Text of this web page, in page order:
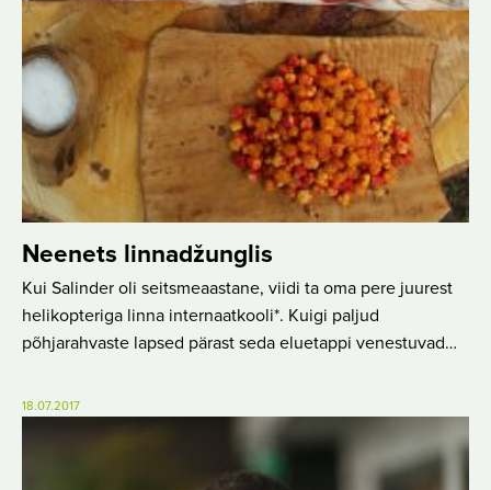
Neenets linnadžunglis
Kui Salinder oli seitsmeaastane, viidi ta oma pere juurest
helikopteriga linna internaatkooli*. Kuigi paljud
põhjarahvaste lapsed pärast seda eluetappi venestuvad…
18.07.2017